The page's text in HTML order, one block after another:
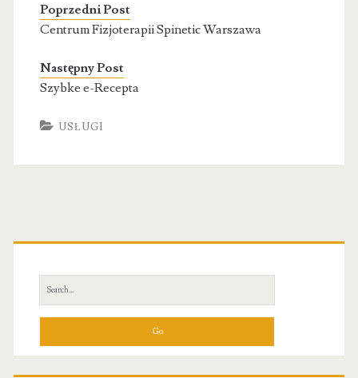
Poprzedni Post
Centrum Fizjoterapii Spinetic Warszawa
Następny Post
Szybke e-Recepta
USŁUGI
Primary
Sidebar
Search
for: